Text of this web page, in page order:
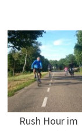
Rush Hour im